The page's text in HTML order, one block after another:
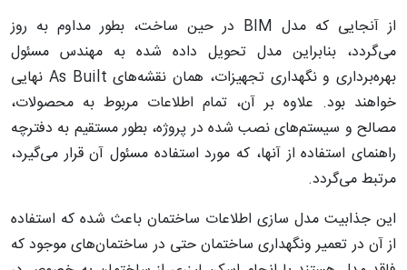
از آنجایی که مدل BIM در حین ساخت، بطور مداوم به روز
می‌گردد، بنابراین مدل تحویل داده شده به مهندس مسئول
بهره‌برداری و نگهداری تجهیزات، همان نقشه‌های As Built نهایی
خواهند بود. علاوه بر آن، تمام اطلاعات مربوط به محصولات،
مصالح و سیستم‌های نصب شده در پروژه، بطور مستقیم به دفترچه
راهنمای استفاده از آنها، که مورد استفاده مسئول آن قرار می‌گیرد،
مرتبط می‌گردد.
این جذابیت مدل سازی اطلاعات ساختمان باعث شده که استفاده
از آن در تعمیر ونگهداری ساختمان حتی در ساختمان‌های موجود که